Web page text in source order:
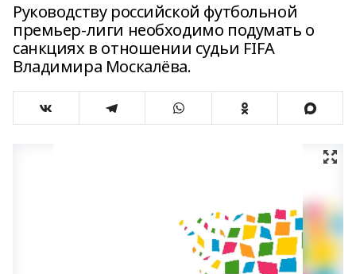
Руководству российской футбольной
премьер-лиги необходимо подумать о
санкциях в отношении судьи FIFA
Владимира Москалёва.